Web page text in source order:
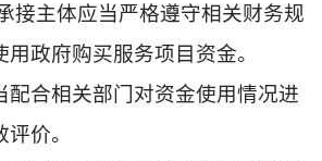
主体应当严格遵守相关财务规
政府购买服务项目资金。
合相关部门对资金使用情况进
价。